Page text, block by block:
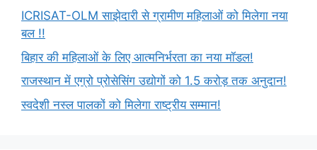
ICRISAT-OLM साझेदारी से ग्रामीण महिलाओं को मिलेगा नया
बल !!
बिहार की महिलाओं के लिए आत्मनिर्भरता का नया मॉडल!
राजस्थान में एग्रो प्रोसेसिंग उद्योगों को 1.5 करोड़ तक अनुदान!
स्वदेशी नस्ल पालकों को मिलेगा राष्ट्रीय सम्मान!